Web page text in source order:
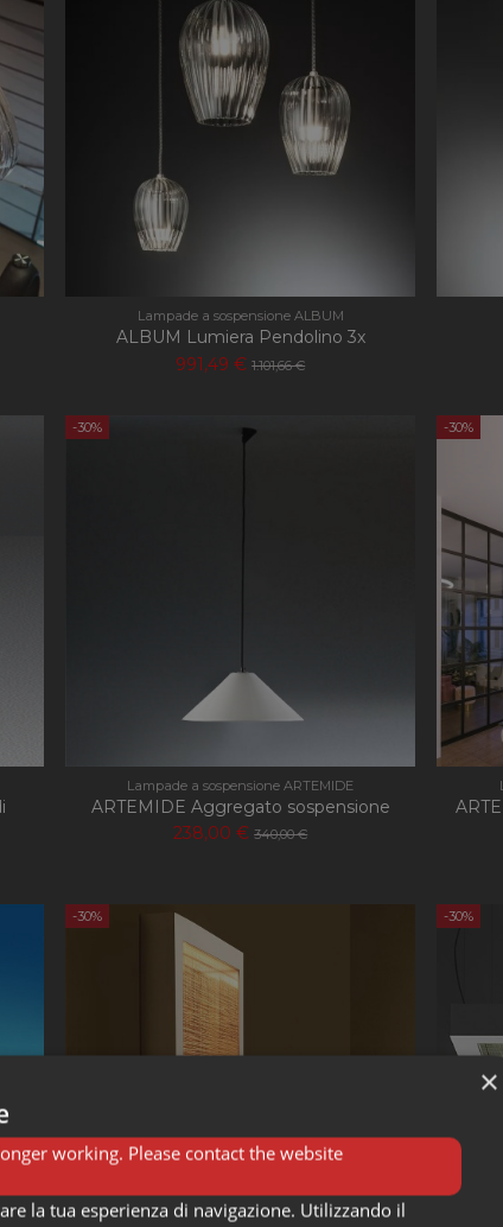
Lampade a sospensione ALBUM
ALBUM Lumiera Pendolino 3x
991,49 € 1.101,66 €
-30%
Lampade a sospensione ARTEMIDE
ARTEMIDE Aggregato sospensione
238,00 € 340,00 €
-30%
-30% -30%
×
working. Please contact the website
la tua esperienza di navigazione. Utilizzando il